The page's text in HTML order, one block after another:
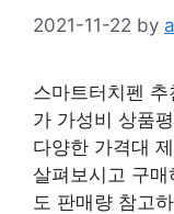
2021-11-22 by
스마트터치펜
가 가성비 상품
다양한 가격대
살펴보시고 구
도 판매량 참고